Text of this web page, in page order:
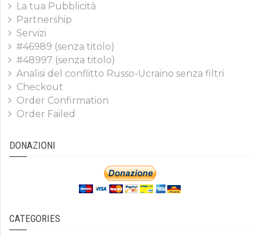
La tua Pubblicità
Partnership
Servizi
#46989 (senza titolo)
#48997 (senza titolo)
Analisi del conflitto Russo-Ucraino senza filtri
Checkout
Order Confirmation
Order Failed
DONAZIONI
CATEGORIES